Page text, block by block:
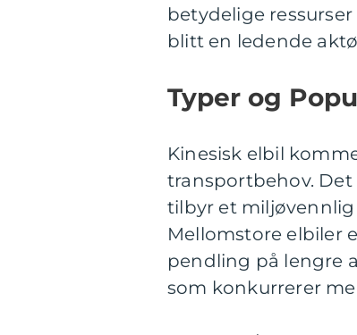
betydelige
blitt en ledende
Typer og
Kinesisk elbil
transportbehov.
tilbyr et
Mellomstore elbiler
pendling på lengre
som konkurrerer